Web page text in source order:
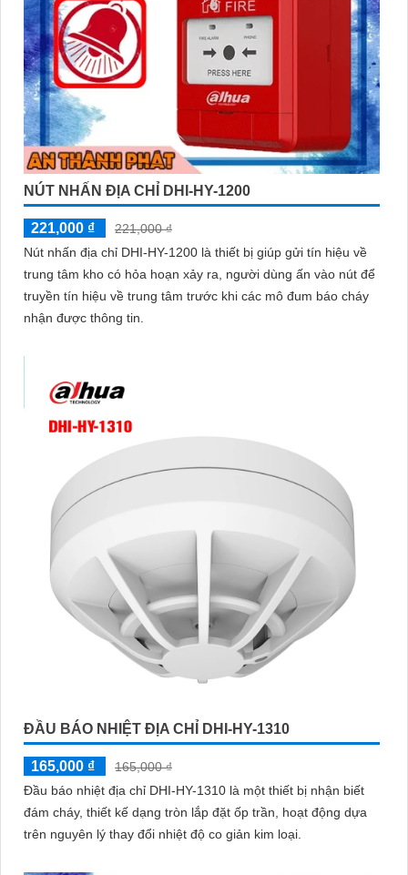
NÚT NHẤN ĐỊA CHỈ DHI-HY-1200
221,000 ₫
221,000 ₫
Nút nhấn địa chỉ DHI-HY-1200 là thiết bị giúp gửi tín hiệu về
trung tâm kho có hỏa hoạn xảy ra, người dùng ấn vào nút để
truyền tín hiệu về trung tâm trước khi các mô đum báo cháy
nhận được thông tin.
ĐẦU BÁO NHIỆT ĐỊA CHỈ DHI-HY-1310
165,000 ₫
165,000 ₫
Đầu báo nhiệt địa chỉ DHI-HY-1310 là một thiết bị nhận biết
đám cháy, thiết kế dạng tròn lắp đặt ốp trần, hoạt động dựa
trên nguyên lý thay đổi nhiệt độ co giản kim loại.